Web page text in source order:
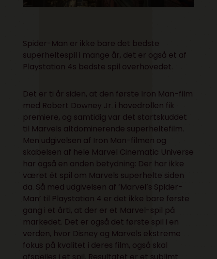
Spider-Man er ikke bare det bedste
superheltespil i mange år, det er også et af
Playstation 4s bedste spil overhovedet.
Det er ti år siden, at den første Iron Man-film
med Robert Downey Jr. i hovedrollen fik
premiere, og samtidig var det startskuddet
til Marvels altdominerende superheltefilm.
Men udgivelsen af Iron Man-filmen og
skabelsen af hele Marvel Cinematic Universe
har også en anden betydning: Der har ikke
været ét spil om Marvels superhelte siden
da. Så med udgivelsen af ‘Marvel’s Spider-
Man’ til Playstation 4 er det ikke bare første
gang i et årti, at der er et Marvel-spil på
markedet. Det er også det første spil i en
verden, hvor Disney og Marvels ekstreme
fokus på kvalitet i deres film, også skal